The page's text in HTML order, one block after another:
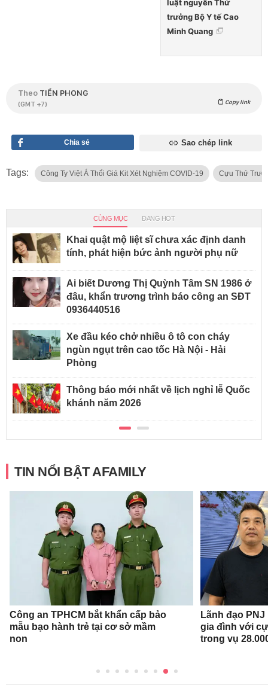
luật nguyên Thứ
trưởng Bộ Y tế Cao
Minh Quang
Theo TIỀN PHONG
(GMT +7) Copy link
Chia sẻ Sao chép link
Tags: Công Ty Việt Á Thổi Giá Kit Xét Nghiệm COVID-19 Cựu Thứ
CÙNG MỤC ĐANG HOT
Khai quật mộ liệt sĩ chưa xác định danh
tính, phát hiện bức ảnh người phụ nữ
Ai biết Dương Thị Quỳnh Tâm SN 1986 ở
đâu, khẩn trương trình báo công an SĐT
0936440516
Xe đầu kéo chở nhiều ô tô con cháy
ngùn ngụt trên cao tốc Hà Nội - Hải
Phòng
Thông báo mới nhất về lịch nghỉ lễ Quốc
khánh năm 2026
TIN NỔI BẬT AFAMILY
Công an TPHCM bắt khẩn cấp bảo
mẫu bạo hành trẻ tại cơ sở mầm
non
Lãnh đạo
gia đình với
trong vụ